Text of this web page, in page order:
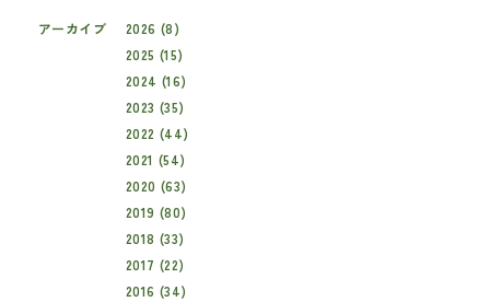
アーカイブ
2026 (8)
2025 (15)
2024 (16)
2023 (35)
2022 (44)
2021 (54)
2020 (63)
2019 (80)
2018 (33)
2017 (22)
2016 (34)